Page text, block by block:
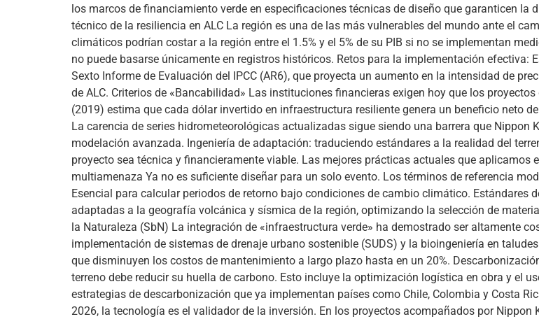
los marcos de financiamiento verde en especificaciones técnicas de diseño que garanticen
técnico de la resiliencia en ALC La región es una de las más vulnerables del mundo ante el
climáticos podrían costar a la región entre el 1.5% y el 5% de su PIB si no se implementan
no puede basarse únicamente en registros históricos. Retos para la implementación efectiva:
Sexto Informe de Evaluación del IPCC (AR6), que proyecta un aumento en la intensidad de
de ALC. Criterios de «Bancabilidad» Las instituciones financieras exigen hoy que los
(2019) estima que cada dólar invertido en infraestructura resiliente genera un beneficio neto
La carencia de series hidrometeorológicas actualizadas sigue siendo una barrera que Nippon
modelación avanzada. Ingeniería de adaptación: traduciendo estándares a la realidad del
proyecto sea técnica y financieramente viable. Las mejores prácticas actuales que aplicamos
multiamenaza Ya no es suficiente diseñar para un solo evento. Los términos de referencia
Esencial para calcular periodos de retorno bajo condiciones de cambio climático.
adaptadas a la geografía volcánica y sísmica de la región, optimizando la selección de
la Naturaleza (SbN) La integración de «infraestructura verde» ha demostrado ser altamente
implementación de sistemas de drenaje urbano sostenible (SUDS) y la bioingeniería en
que disminuyen los costos de mantenimiento a largo plazo hasta en un 20%.
terreno debe reducir su huella de carbono. Esto incluye la optimización logística en obra y el
estrategias de descarbonización que ya implementan países como Chile, Colombia y Costa
2026, la tecnología es el validador de la inversión. En los proyectos acompañados por